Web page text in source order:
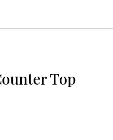
Top